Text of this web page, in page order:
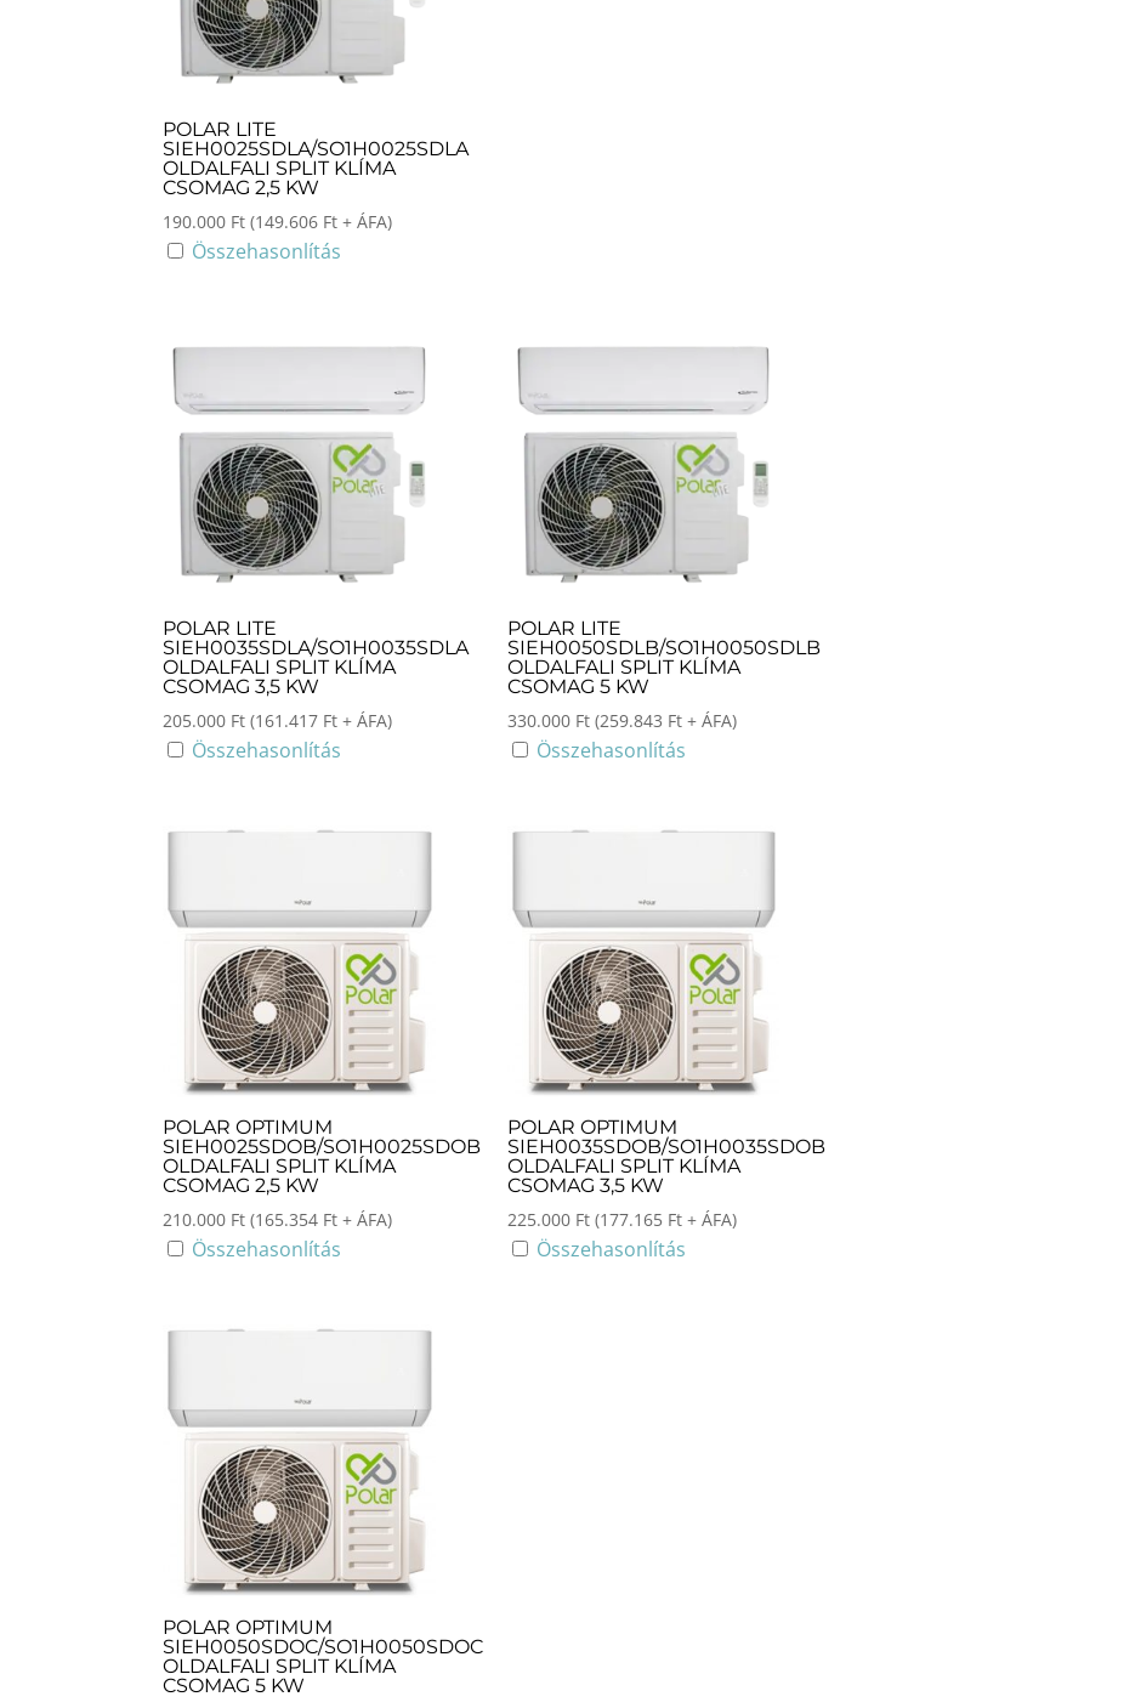
POLAR LITE
SIEH0025SDLA/SO1H0025SDLA
OLDALFALI SPLIT KLÍMA
CSOMAG 2,5 KW
190.000 Ft (149.606 Ft + ÁFA)
Összehasonlítás
POLAR LITE
SIEH0035SDLA/SO1H0035SDLA
OLDALFALI SPLIT KLÍMA
CSOMAG 3,5 KW
205.000 Ft (161.417 Ft + ÁFA)
Összehasonlítás
POLAR LITE
SIEH0050SDLB/SO1H0050SDLB
OLDALFALI SPLIT KLÍMA
CSOMAG 5 KW
330.000 Ft (259.843 Ft+ ÁFA)
Összehasonlítás
POLAR OPTIMUM
SIEH0025SDOB/SO1H0025SDOB
OLDALFALI SPLIT KLÍMA
CSOMAG 2,5 KW
210.000 Ft (165.354 Ft + ÁFA)
Összehasonlítás
POLAR OPTIMUM
SIEH0035SDOB/SO1H0035SDOB
OLDALFALI SPLIT KLÍMA
CSOMAG 3,5 KW
225.000 Ft (177.165 Ft+ ÁFA)
Összehasonlítás
POLAR OPTIMUM
SIEH0050SDOC/SO1H0050SDOC
OLDALFALI SPLIT KLÍMA
CSOMAG 5 KW